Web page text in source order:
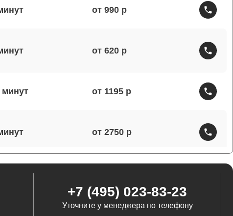
от 990
от 620
от 1195
от 2750
+7 (495) 023-83-23
Уточните у менеджера по телефону